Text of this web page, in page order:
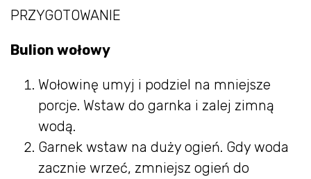
PRZYGOTOWANIE
Bulion wołowy
Wołowinę umyj i podziel na mniejsze
porcje. Wstaw do garnka i zalej zimną
wodą.
Garnek wstaw na duży ogień. Gdy woda
zacznie wrzeć, zmniejsz ogień do